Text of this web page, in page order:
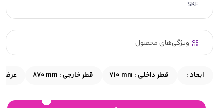
SKF
ویژگی‌های محصول
ابعاد : قطر داخلی : 710 mm قطر خارجی : 870 mm عرض